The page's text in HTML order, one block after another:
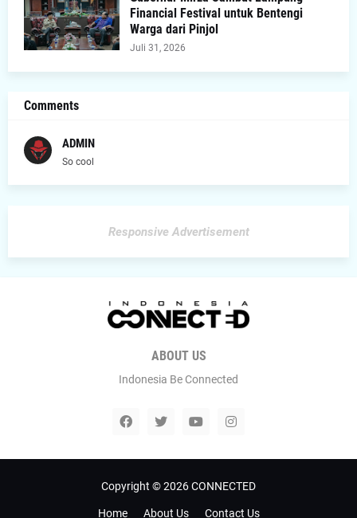
Financial Festival untuk Bentengi
Warga dari Pinjol
Juli 31, 2026
Comments
ADMIN
So cool
Responsive Advertisement
ABOUT US
Indonesia Be Connected
Copyright ©2026CONNECTED
Home About Us Contact Us